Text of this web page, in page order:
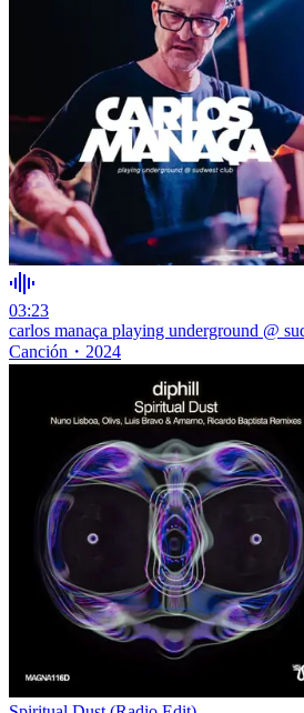
03:23
carlos manaça playing underground @
Canción ・ 2024